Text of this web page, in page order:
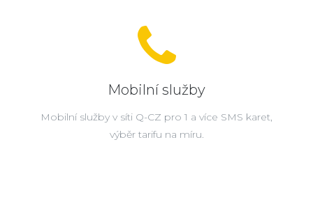
Mobilní služby
Mobilní služby v síti Q-CZ pro 1 a více SMS karet,
výběr tarifu na míru.